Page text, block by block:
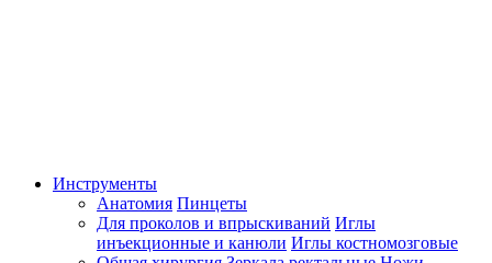
Инструменты
Анатомия Пинцеты
Для проколов и впрыскиваний Иглы
инъекционные и канюли Иглы костномозговые